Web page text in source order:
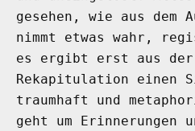
gesehen, wie aus dem
nimmt etwas wahr,
es ergibt erst aus der
Rekapitulation einen
traumhaft und
geht um Erinnerungen